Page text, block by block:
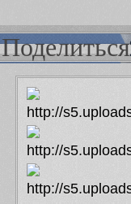
Поделиться